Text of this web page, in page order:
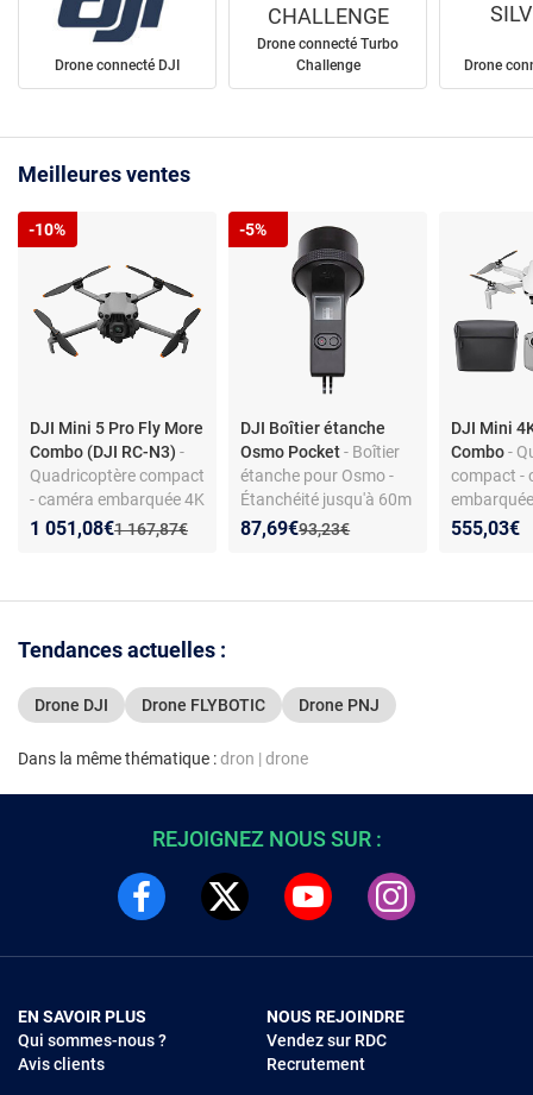
Drone connecté DJI
CHALLENGE
Drone connecté Turbo
Challenge
Drone
Meilleures ventes
DJI Mini 5 Pro Fly More
Combo (DJI RC-N3) -
Quadricoptère compact
- caméra embarquée 4K
120p - FOV 84° -
durée de vol 34 minutes
Ancien prix :
1 167,87€
Nouveau prix :
1 051,08€
Réduction de :
-10%
DJI Boîtier étanche
Osmo Pocket- Boîtier
étanche pour Osmo -
Étanchéité jusqu'à 60m
- Supports de montage
Ancien prix :
93,23€
Nouveau prix :
87,69€
Réduction de :
-5%
DJI Mini
Combo-
compact -
83° -
555,03€
Tendances actuelles :
Drone DJI Drone FLYBOTIC Drone PNJ
Dans la même thématique :dron | drone
REJOIGNEZ NOUS SUR :
EN SAVOIR PLUS
Qui sommes-nous ?
Avis clients
NOUS REJOINDRE
Vendez sur RDC
Recrutement